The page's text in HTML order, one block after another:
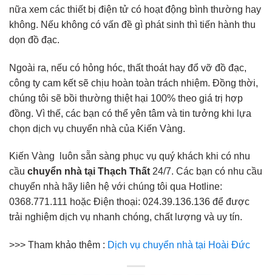
nữa xem các thiết bị điện tử có hoạt động bình thường hay
không. Nếu không có vấn đề gì phát sinh thì tiến hành thu
dọn đồ đạc.
Ngoài ra, nếu có hỏng hóc, thất thoát hay đổ vỡ đồ đạc,
công ty cam kết sẽ chịu hoàn toàn trách nhiệm. Đồng thời,
chúng tôi sẽ bồi thường thiệt hại 100% theo giá trị hợp
đồng. Vì thế, các bạn có thể yên tâm và tin tưởng khi lựa
chọn dịch vụ chuyển nhà của Kiến Vàng.
Kiến Vàng luôn sẵn sàng phục vụ quý khách khi có nhu
cầu chuyển nhà tại Thạch Thất 24/7. Các bạn có nhu cầu
chuyển nhà hãy liên hệ với chúng tôi qua Hotline:
0368.771.111 hoặc Điện thoại: 024.39.136.136 để được
trải nghiệm dịch vụ nhanh chóng, chất lượng và uy tín.
>>> Tham khảo thêm : Dịch vụ chuyển nhà tại Hoài Đức